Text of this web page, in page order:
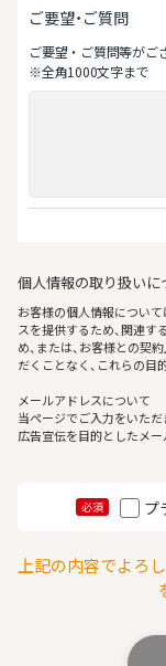
ご要望・ご質問
ご要望‧ご質問等がご
※全⾓1000⽂字まで
個人情報の取り扱いに
お客様の個人情報について
スを提供するため、関連す
め、または、お客様との契
だくことなく、これらの目
メールアドレスについて
当ページでご入力をいた
広告宣伝を目的としたメー
必須 プ
上記の内容でよろ